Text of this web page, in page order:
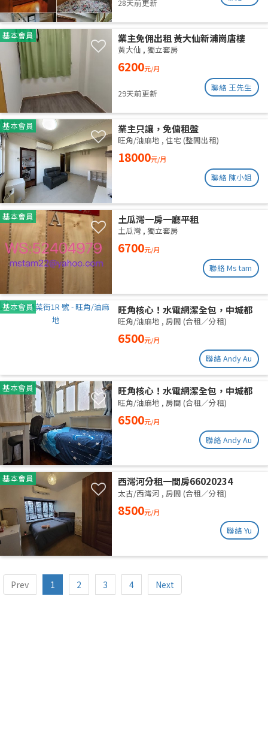
28天前更新
基本會員
業主免佣出租 黃大仙新浦崗唐樓
（近啟德）
黃大仙 , 獨立套房
6200元/月
29天前更新
聯絡 王先生
基本會員 業主只讓，免傭租盤
旺角/油麻地 , 住宅 (整間出租)
18000元/月
聯絡 陳小姐
基本會員 土瓜灣一房一廳平租
土瓜灣 , 獨立套房
6700元/月
聯絡 Ms tam
基本會員
旺角核心！水電網潔全包，中城都
理大通勤黨
旺角/油麻地 , 房間 (合租／分租)
6500元/月
聯絡 Andy Au
基本會員
旺角核心！水電網潔全包，中城都
理大通勤黨
旺角/油麻地 , 房間 (合租／分租)
6500元/月
聯絡 Andy Au
基本會員 西灣河分租一間房66020234
太古/西灣河 , 房間 (合租／分租)
8500元/月
聯絡 Yu
Prev 1 2 3 4 Next